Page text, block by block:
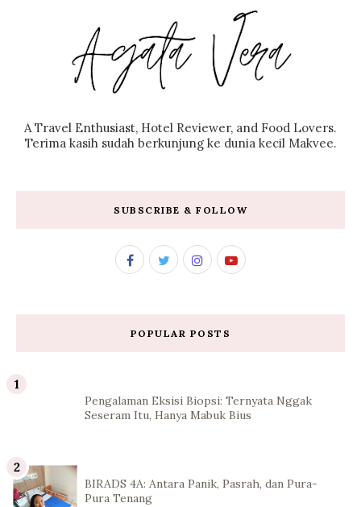
A Travel Enthusiast, Hotel Reviewer, and Food Lovers.
Terima kasih sudah berkunjung ke dunia kecil Makvee.
SUBSCRIBE & FOLLOW
POPULAR POSTS
Pengalaman Eksisi Biopsi: Ternyata Nggak
Seseram Itu, Hanya Mabuk Bius
BIRADS 4A: Antara Panik, Pasrah, dan Pura-
Pura Tenang